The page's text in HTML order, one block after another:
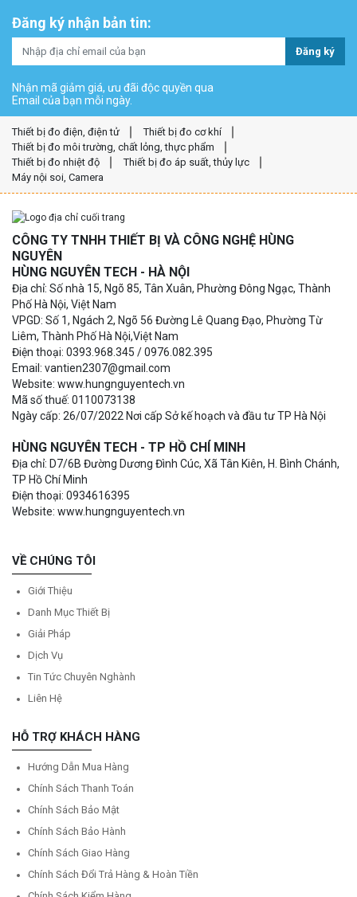
Đăng ký nhận bản tin:
Đăng ký
Nhận mã giảm giá, ưu đãi độc quyền qua
Email của bạn mỗi ngày.
Thiết bị đo điện, điện tử
Thiết bị đo cơ khí
Thiết bị đo môi trường, chất lỏng, thực phẩm
Thiết bị đo nhiệt độ
Thiết bị đo áp suất, thủy lực
Máy nội soi, Camera
CÔNG TY TNHH THIẾT BỊ VÀ CÔNG NGHỆ HÙNG
NGUYÊN
HÙNG NGUYÊN TECH - HÀ NỘI
Địa chỉ: Số nhà 15, Ngõ 85, Tân Xuân, Phường Đông Ngạc, Thành
Phố Hà Nội, Việt Nam
VPGD: Số 1, Ngách 2, Ngõ 56 Đường Lê Quang Đạo, Phường Từ
Liêm, Thành Phố Hà Nội,Việt Nam
Điện thoại: 0393.968.345 / 0976.082.395
Email: vantien2307@gmail.com
Website: www.hungnguyentech.vn
Mã số thuế: 0110073138
Ngày cấp: 26/07/2022 Nơi cấp Sở kế hoạch và đầu tư TP Hà Nội
HÙNG NGUYÊN TECH - TP HỒ CHÍ MINH
Địa chỉ: D7/6B Đường Dương Đình Cúc, Xã Tân Kiên, H. Bình Chánh,
TP Hồ Chí Minh
Điện thoại: 0934616395
Website: www.hungnguyentech.vn
VỀ CHÚNG TÔI
Giới Thiệu
Danh Mục Thiết Bị
Giải Pháp
Dịch Vụ
Tin Tức Chuyên Nghành
Liên Hệ
HỖ TRỢ KHÁCH HÀNG
Hướng Dẫn Mua Hàng
Chính Sách Thanh Toán
Chính Sách Bảo Mật
Chính Sách Bảo Hành
Chính Sách Giao Hàng
Chính Sách Đổi Trả Hàng & Hoàn Tiền